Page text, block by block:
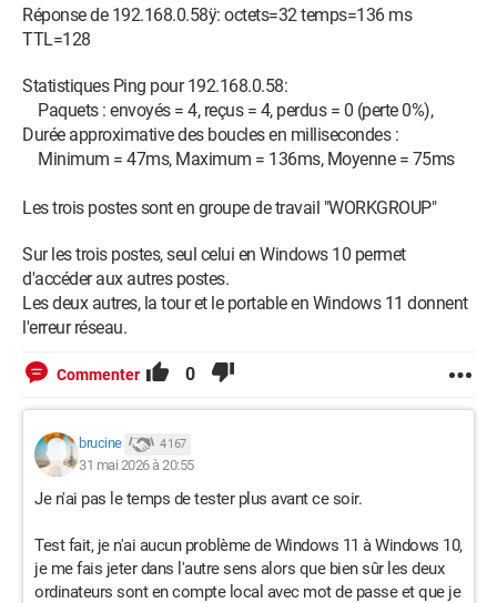
Réponse de 192.168.0.58ÿ: octets=32 temps=136 ms
TTL=128
Statistiques Ping pour 192.168.0.58:
Paquets : envoyés = 4, reçus = 4, perdus = 0 (perte 0%),
Durée approximative des boucles en millisecondes :
Minimum = 47ms, Maximum = 136ms, Moyenne = 75ms
Les trois postes sont en groupe de travail "WORKGROUP"
Sur les trois postes, seul celui en Windows 10 permet
d'accéder aux autres postes.
Les deux autres, la tour et le portable en Windows 11 donnent
l'erreur réseau.
Commenter 0
brucine 4 167
31 mai 2026 à 20:55
Je n'ai pas le temps de tester plus avant ce soir.
Test fait, je n'ai aucun problème de Windows 11 à Windows 10,
je me fais jeter dans l'autre sens alors que bien sûr les deux
ordinateurs sont en compte local avec mot de passe et que je